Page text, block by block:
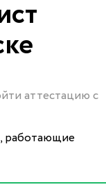
аттестацию с
работающие